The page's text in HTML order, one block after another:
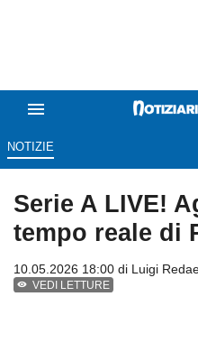
NOTIZIE
Serie A LIVE!
tempo reale di
10.05.2026 18:00 di Luigi
VEDI LETTURE